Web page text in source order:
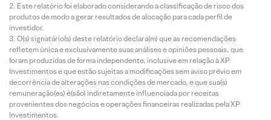
Este relatório foi elaborado considerando a classificação de risco dos
produtos de modo a gerar resultados de alocação para cada perfil de
investidor.
O(s) signatário(s) deste relatório declara(m) que as recomendações
refletem única e exclusivamente suas análises e opiniões pessoais, que
foram produzidas de forma independente, inclusive em relação à XP
Investimentos e que estão sujeitas a modificações sem aviso prévio em
decorrência de alterações nas condições de mercado, e que sua(s)
remuneração(es) é(são) indiretamente influenciada por receitas
provenientes dos negócios e operações financeiras realizadas pela XP
Investimentos.